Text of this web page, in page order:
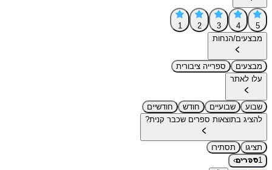
5
4
3
2
1
מבצעים/הנחות
מבצעים
ספרייה ציבורית
עלו לאתר
שבוע שבועיים חודש
חודשיים
להציג בתוצאות ספרים שכבר קנית?
תציגו
תסתירו
1ספרים›